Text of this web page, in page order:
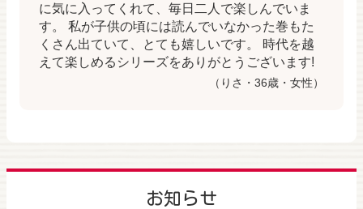
に気に入ってくれて、毎日二人で楽しんでいま
す。 私が子供の頃には読んでいなかった巻もた
くさん出ていて、とても嬉しいです。 時代を越
えて楽しめるシリーズをありがとうございます!
（りさ・36歳・女性）
お知らせ